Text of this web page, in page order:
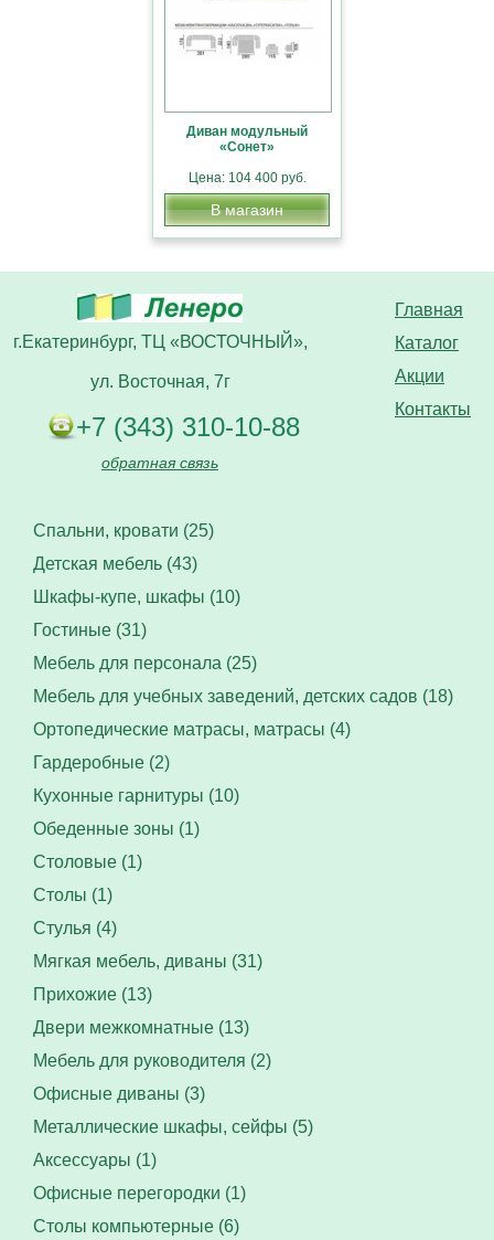
Диван модульный
«Сонет»
Цена: 104 400 руб.
В магазин
Главная
Каталог
Акции
Контакты
г.Екатеринбург, ТЦ «ВОСТОЧНЫЙ»,
ул. Восточная, 7г
+7 (343) 310-10-88
обратная связь
Спальни, кровати (25)
Детская мебель (43)
Шкафы-купе, шкафы (10)
Гостиные (31)
Мебель для персонала (25)
Мебель для учебных заведений, детских садов (18)
Ортопедические матрасы, матрасы (4)
Гардеробные (2)
Кухонные гарнитуры (10)
Обеденные зоны (1)
Столовые (1)
Столы (1)
Стулья (4)
Мягкая мебель, диваны (31)
Прихожие (13)
Двери межкомнатные (13)
Мебель для руководителя (2)
Офисные диваны (3)
Металлические шкафы, сейфы (5)
Аксессуары (1)
Офисные перегородки (1)
Столы компьютерные (6)